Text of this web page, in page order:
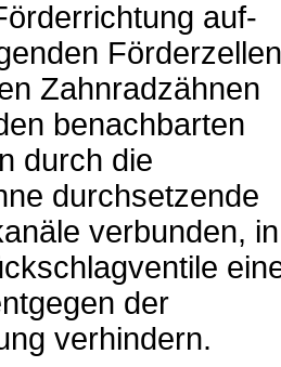
auf­
Förderzellen
Zahnradzähnen
benachbarten
durch die
durchsetzende
verbunden, in
der
verhindern.